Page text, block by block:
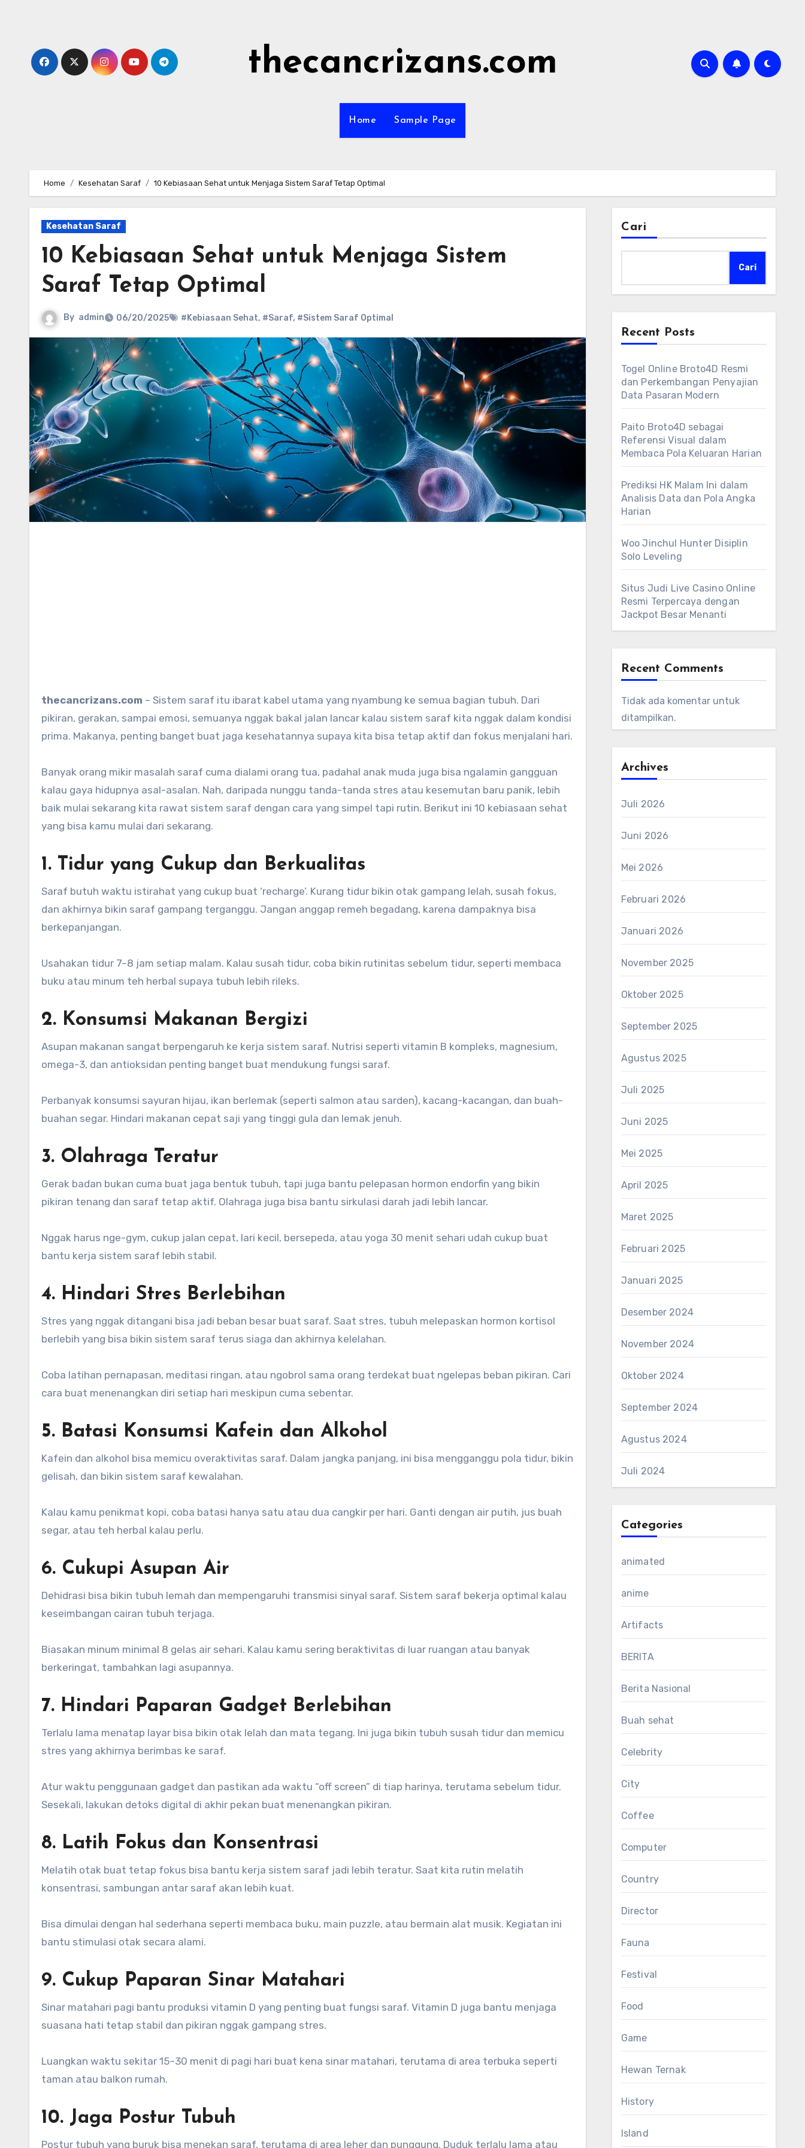
thecancrizans.com
Home Sample Page
Home Kesehatan Saraf 10 Kebiasaan Sehat untuk Menjaga Sistem Saraf Tetap Optimal
Kesehatan Saraf
10 Kebiasaan Sehat untuk Menjaga Sistem
Saraf Tetap Optimal
By admin 06/20/2025 #Kebiasaan Sehat, #Saraf, #Sistem Saraf Optimal
thecancrizans.com – Sistem saraf itu ibarat kabel utama yang nyambung ke semua bagian tubuh. Dari
pikiran, gerakan, sampai emosi, semuanya nggak bakal jalan lancar kalau sistem saraf kita nggak dalam kondisi
prima. Makanya, penting banget buat jaga kesehatannya supaya kita bisa tetap aktif dan fokus menjalani hari.
Banyak orang mikir masalah saraf cuma dialami orang tua, padahal anak muda juga bisa ngalamin gangguan
kalau gaya hidupnya asal-asalan. Nah, daripada nunggu tanda-tanda stres atau kesemutan baru panik, lebih
baik mulai sekarang kita rawat sistem saraf dengan cara yang simpel tapi rutin. Berikut ini 10 kebiasaan sehat
yang bisa kamu mulai dari sekarang.
1. Tidur yang Cukup dan Berkualitas
Saraf butuh waktu istirahat yang cukup buat ‘recharge’. Kurang tidur bikin otak gampang lelah, susah fokus,
dan akhirnya bikin saraf gampang terganggu. Jangan anggap remeh begadang, karena dampaknya bisa
berkepanjangan.
Usahakan tidur 7–8 jam setiap malam. Kalau susah tidur, coba bikin rutinitas sebelum tidur, seperti membaca
buku atau minum teh herbal supaya tubuh lebih rileks.
2. Konsumsi Makanan Bergizi
Asupan makanan sangat berpengaruh ke kerja sistem saraf. Nutrisi seperti vitamin B kompleks, magnesium,
omega-3, dan antioksidan penting banget buat mendukung fungsi saraf.
Perbanyak konsumsi sayuran hijau, ikan berlemak (seperti salmon atau sarden), kacang-kacangan, dan buah-
buahan segar. Hindari makanan cepat saji yang tinggi gula dan lemak jenuh.
3. Olahraga Teratur
Gerak badan bukan cuma buat jaga bentuk tubuh, tapi juga bantu pelepasan hormon endorfin yang bikin
pikiran tenang dan saraf tetap aktif. Olahraga juga bisa bantu sirkulasi darah jadi lebih lancar.
Nggak harus nge-gym, cukup jalan cepat, lari kecil, bersepeda, atau yoga 30 menit sehari udah cukup buat
bantu kerja sistem saraf lebih stabil.
4. Hindari Stres Berlebihan
Stres yang nggak ditangani bisa jadi beban besar buat saraf. Saat stres, tubuh melepaskan hormon kortisol
berlebih yang bisa bikin sistem saraf terus siaga dan akhirnya kelelahan.
Coba latihan pernapasan, meditasi ringan, atau ngobrol sama orang terdekat buat ngelepas beban pikiran. Cari
cara buat menenangkan diri setiap hari meskipun cuma sebentar.
5. Batasi Konsumsi Kafein dan Alkohol
Kafein dan alkohol bisa memicu overaktivitas saraf. Dalam jangka panjang, ini bisa mengganggu pola tidur, bikin
gelisah, dan bikin sistem saraf kewalahan.
Kalau kamu penikmat kopi, coba batasi hanya satu atau dua cangkir per hari. Ganti dengan air putih, jus buah
segar, atau teh herbal kalau perlu.
6. Cukupi Asupan Air
Dehidrasi bisa bikin tubuh lemah dan mempengaruhi transmisi sinyal saraf. Sistem saraf bekerja optimal kalau
keseimbangan cairan tubuh terjaga.
Biasakan minum minimal 8 gelas air sehari. Kalau kamu sering beraktivitas di luar ruangan atau banyak
berkeringat, tambahkan lagi asupannya.
7. Hindari Paparan Gadget Berlebihan
Terlalu lama menatap layar bisa bikin otak lelah dan mata tegang. Ini juga bikin tubuh susah tidur dan memicu
stres yang akhirnya berimbas ke saraf.
Atur waktu penggunaan gadget dan pastikan ada waktu “off screen” di tiap harinya, terutama sebelum tidur.
Sesekali, lakukan detoks digital di akhir pekan buat menenangkan pikiran.
8. Latih Fokus dan Konsentrasi
Melatih otak buat tetap fokus bisa bantu kerja sistem saraf jadi lebih teratur. Saat kita rutin melatih
konsentrasi, sambungan antar saraf akan lebih kuat.
Bisa dimulai dengan hal sederhana seperti membaca buku, main puzzle, atau bermain alat musik. Kegiatan ini
bantu stimulasi otak secara alami.
9. Cukup Paparan Sinar Matahari
Sinar matahari pagi bantu produksi vitamin D yang penting buat fungsi saraf. Vitamin D juga bantu menjaga
suasana hati tetap stabil dan pikiran nggak gampang stres.
Luangkan waktu sekitar 15–30 menit di pagi hari buat kena sinar matahari, terutama di area terbuka seperti
taman atau balkon rumah.
10. Jaga Postur Tubuh
Postur tubuh yang buruk bisa menekan saraf, terutama di area leher dan punggung. Duduk terlalu lama atau
Cari
Cari
Recent Posts
Togel Online Broto4D Resmi
dan Perkembangan Penyajian
Data Pasaran Modern
Paito Broto4D sebagai
Referensi Visual dalam
Membaca Pola Keluaran Harian
Prediksi HK Malam Ini dalam
Analisis Data dan Pola Angka
Harian
Woo Jinchul Hunter Disiplin
Solo Leveling
Situs Judi Live Casino Online
Resmi Terpercaya dengan
Jackpot Besar Menanti
Recent Comments
Tidak ada komentar untuk
ditampilkan.
Archives
Juli 2026
Juni 2026
Mei 2026
Februari 2026
Januari 2026
November 2025
Oktober 2025
September 2025
Agustus 2025
Juli 2025
Juni 2025
Mei 2025
April 2025
Maret 2025
Februari 2025
Januari 2025
Desember 2024
November 2024
Oktober 2024
September 2024
Agustus 2024
Juli 2024
Categories
animated
anime
Artifacts
BERITA
Berita Nasional
Buah sehat
Celebrity
City
Coffee
Computer
Country
Director
Fauna
Festival
Food
Game
Hewan Ternak
History
Island